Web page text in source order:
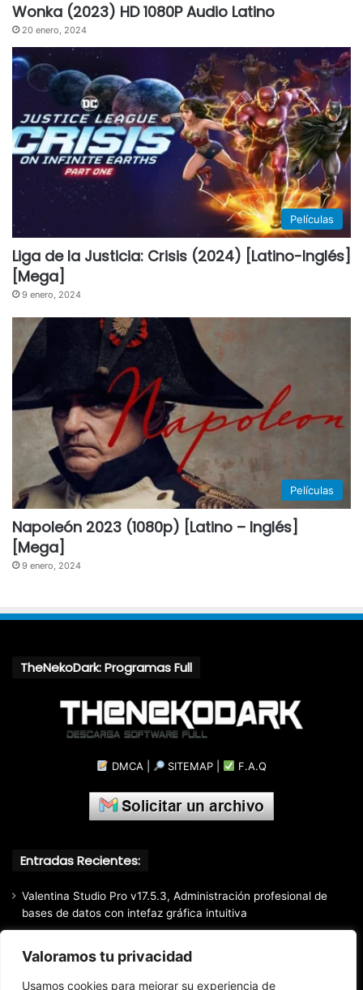
Valoramos tu privacidad
Usamos cookies para mejorar su experiencia de
Wonka (2023) HD 1080P Audio Latino
20 enero, 2024
Películas
Liga de la Justicia: Crisis (2024) [Latino-Inglés]
[Mega]
9 enero, 2024
Películas
Napoleón 2023 (1080p) [Latino – Inglés]
[Mega]
9 enero, 2024
TheNekoDark: Programas Full
DMCA SITEMAP F.A.Q
Entradas Recientes:
Valentina Studio Pro v17.5.3, Administración profesional de
bases de datos con intefaz gráfica intuitiva
datos de la manera más fácil y rápida
Mozilla Firefox (2026) v153.0.3, Navegador web libre y de